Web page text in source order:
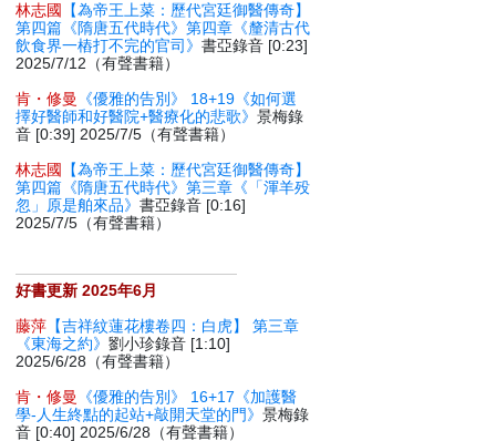
林志國
【為帝王上菜：歷代宮廷御醫傳奇】
第四篇《隋唐五代時代》第四章《釐清古代
飲食界一樁打不完的官司》書亞錄音 [0:23]
2025/7/12（有聲書籍）
肯・修曼
《優雅的告別》 18+19《如何選
擇好醫師和好醫院+醫療化的悲歌》景梅錄
音 [0:39] 2025/7/5（有聲書籍）
林志國
【為帝王上菜：歷代宮廷御醫傳奇】
第四篇《隋唐五代時代》第三章《「渾羊殁
忽」原是舶來品》書亞錄音 [0:16]
2025/7/5（有聲書籍）
好書更新 2025年6月
藤萍 【吉祥紋蓮花樓卷四：白虎】 第三章
《東海之約》劉小珍錄音 [1:10]
2025/6/28（有聲書籍）
肯・修曼
《優雅的告別》 16+17《加護醫
學-人生終點的起站+敲開天堂的門》景梅錄
音 [0:40] 2025/6/28（有聲書籍）